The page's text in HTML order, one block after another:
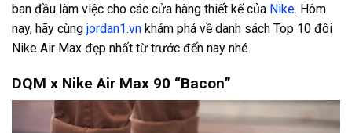
ban đầu làm việc cho các cửa hàng thiết kế của Nike. Hôm
nay, hãy cùng jordan1.vn khám phá về danh sách Top 10 đôi
Nike Air Max đẹp nhất từ trước đến nay nhé.
DQM x Nike Air Max 90 “Bacon”